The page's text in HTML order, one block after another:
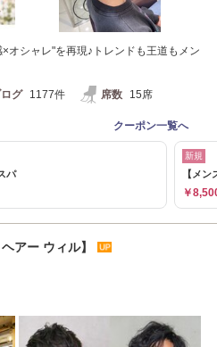
オシャレ"を再現♪トレンドも王道もメン
グ 1177件 席数 15席
クーポン一覧へ
パ
新規
【メ
￥
アー ウィル】